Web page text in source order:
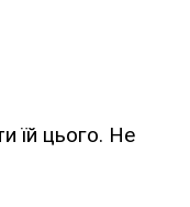
їй цього. Не